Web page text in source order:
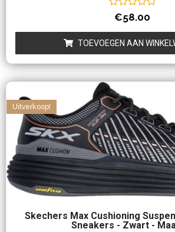
Waardering
uit
5
€58.00
TOEVOEGEN AAN
Skechers Max Cushioning
Sneakers - Zwart -
Uitverkoop!